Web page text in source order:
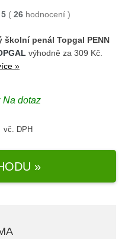
5 ( 26 hodnocení )
školní penál Topgal PENN
výhodně za 309 Kč.
»
Na dotaz
vč. DPH
»